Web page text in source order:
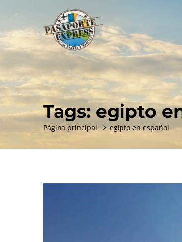
Tags: egipto
Página principal egipto en español